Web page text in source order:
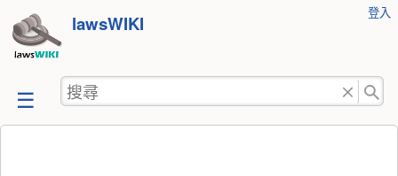
跳
至
容
lawsWIKI
工
登入
搜
尋